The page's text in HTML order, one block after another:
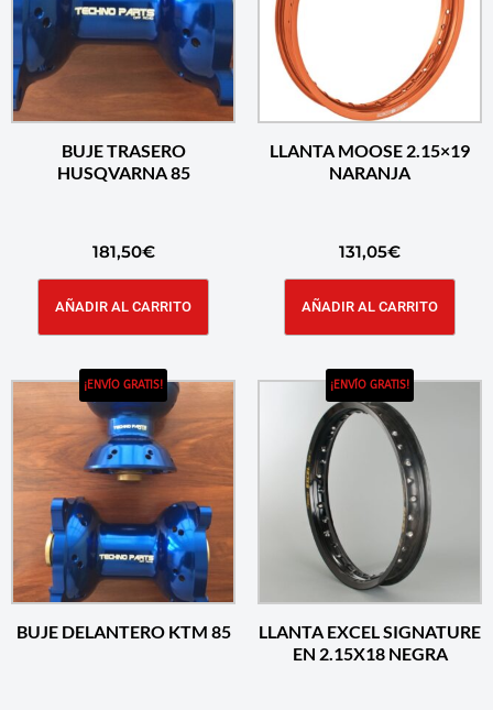
BUJE TRASERO
HUSQVARNA 85
181,50€
AÑADIR AL CARRITO
LLANTA MOOSE 2.15×19
NARANJA
131,05€
AÑADIR AL CARRITO
¡ENVÍO GRATIS!
BUJE DELANTERO KTM 85
¡ENVÍO GRATIS!
LLANTA EXCEL SIGNATURE
EN 2.15X18 NEGRA